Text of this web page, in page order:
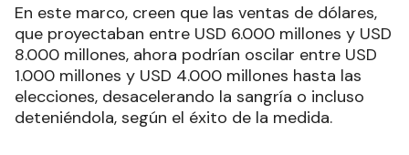
En este marco, creen que las ventas de dólares,
que proyectaban entre USD 6.000 millones y USD
8.000 millones, ahora podrían oscilar entre USD
1.000 millones y USD 4.000 millones hasta las
elecciones, desacelerando la sangría o incluso
deteniéndola, según el éxito de la medida.